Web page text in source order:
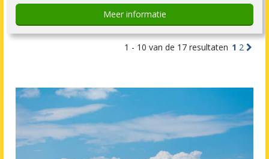
Meer informatie
1 - 10 van de 17 resultaten 1 2